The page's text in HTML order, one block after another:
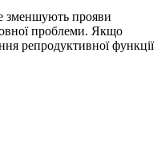
зменшують прояви
проблеми. Якщо
репродуктивної функції